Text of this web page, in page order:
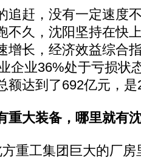
赶，没有一定速度
不久，沈阳坚持在快
增长，经济效益综合
企业36%处于亏损状
额达到了692亿元，
大装备，哪里就有
工集团巨大的厂房